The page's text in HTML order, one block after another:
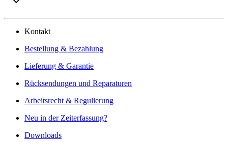
Kontakt
Bestellung & Bezahlung
Lieferung & Garantie
Rücksendungen und Reparaturen
Arbeitsrecht & Regulierung
Neu in der Zeiterfassung?
Downloads